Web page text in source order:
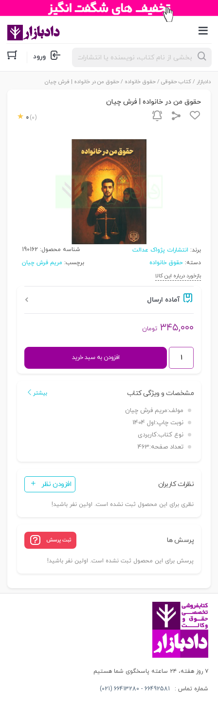
جستجوی
محصولات ورود
دادبازار /کتاب حقوقی /حقوق خانواده / حقوق من در خانواده | فرش چیان
حقوق من در خانواده | فرش چیان
0 (0)
برند: انتشارات پژواک عدالت شناسه محصول: 190162
دسته: حقوق خانواده برچسب: مریم فرش چیان
بازخورد درباره این کالا
آماده ارسال
۳۴۵,۰۰۰ تومان
حقوق
من
خانواده
فرش
چیان
عدد
افزودن به سبد خرید
مشخصات و ویژگی کتاب بیشتر
مولف:مریم فرش چیان
نوبت چاپ:اول 1404
نوع کتاب:کاربردی
تعداد صفحه:463
نظرات کاربران افزودن نظر
نظری برای این محصول ثبت نشده است. اولین نفر باشید!
پرسش ها ثبت پرسش
پرسش برای این محصول ثبت نشده است. اولین نفر باشید!
۷ روز هفته، ۲۴ ساعته پاسخگوی شما هستیم
شماره تماس : 66492581 - 66413280 (021)